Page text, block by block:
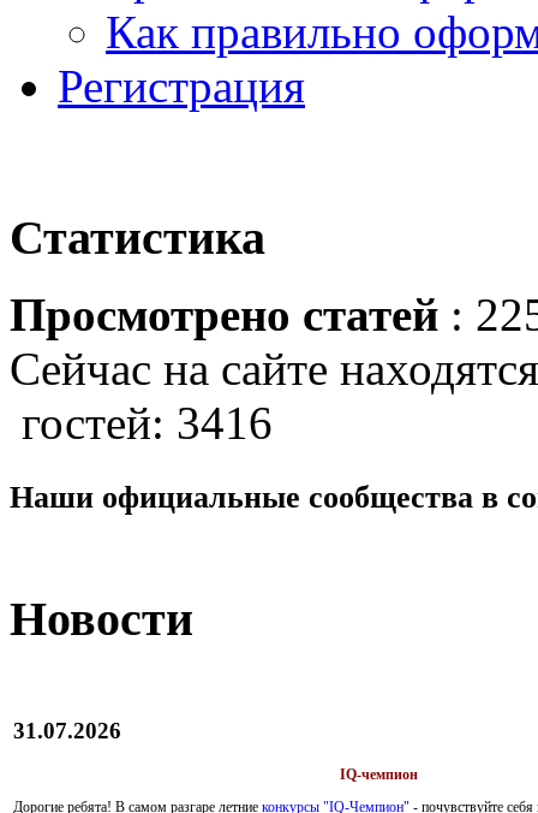
Как правильно
Регистрация
Статистика
Просмотрено статей :
Сейчас на сайте
гостей: 3416
Наши официальные сообщества в
Новости
31.07.2026
IQ-чемпион
Дорогие ребята! В самом разгаре летние конкурсы "IQ-Чемпион" - почувствуйте